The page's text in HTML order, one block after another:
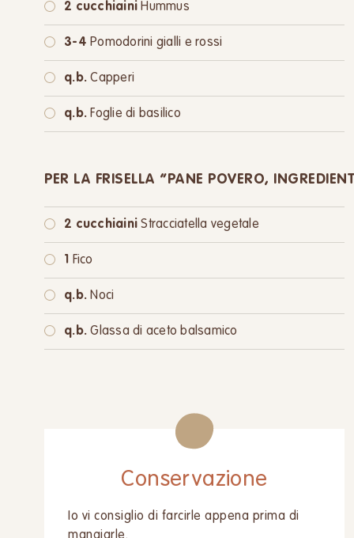
2 cucchiaini Hummus
3-4 Pomodorini gialli e rossi
q.b. Capperi
q.b. Foglie di basilico
PER LA FRISELLA “PANE POVERO,
2 cucchiaini Stracciatella vegetale
1 Fico
q.b. Noci
q.b. Glassa di aceto balsamico
Conservazione
Io vi consiglio di farcirle appena prima di